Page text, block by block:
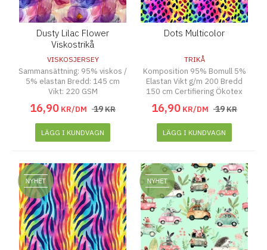
Dusty Lilac Flower
Viskostrikå
VISKOSJERSEY
Sammansättning: 95% viskos /
5% elastan Bredd: 145 cm
Vikt: 220 GSM
16,90 KR/DM 19KR
LÄGG I KUNDVAGN
Dots Multicolor
TRIKÅ
Komposition 95% Bomull 5%
Elastan Vikt g/m 200 Bredd
150 cm Certifiering Ökotex
16,90 KR/DM 19KR
LÄGG I KUNDVAGN